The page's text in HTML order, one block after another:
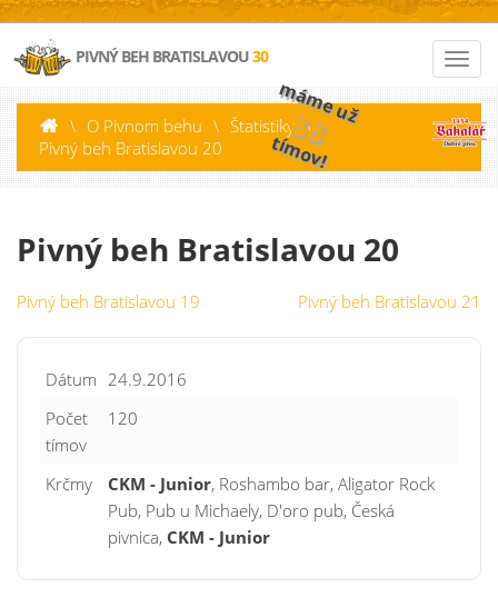
PIVNÝ BEH BRATISLAVOU30
\ O Pivnom behu \ Štatistiky \
Pivný beh Bratislavou 20
máme už
88
tímov!
Pivný beh Bratislavou 20
Pivný beh Bratislavou 19 Pivný beh Bratislavou 21
Dátum 24.9.2016
Počet
tímov
120
Krčmy CKM - Junior, Roshambo bar, Aligator Rock
Pub, Pub u Michaely, D'oro pub, Česká
pivnica, CKM - Junior